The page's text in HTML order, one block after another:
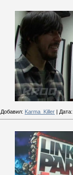
Добавил: Karma_Killer Дата: